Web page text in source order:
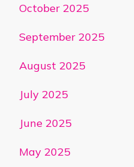
October 2025
September 2025
August 2025
July 2025
June 2025
May 2025